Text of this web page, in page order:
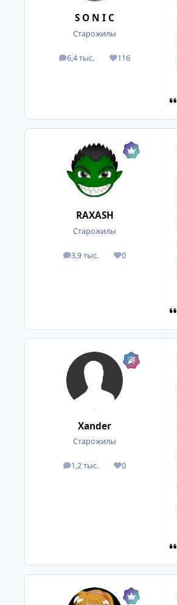
S O N I C
Старожилы
6,4 тыс.
посты 116
Репутация
RAXASH
Старожилы
3,9 тыс.
посты 0
Репутация
Xander
Старожилы
1,2 тыс.
посты 0
Репутация